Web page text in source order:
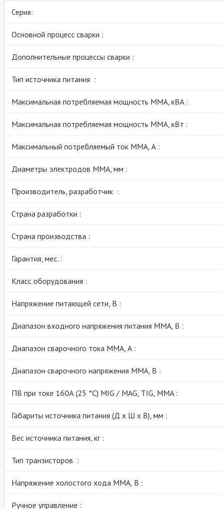
Серия:
Основной процесс сварки :
Дополнительные процессы сварки :
Тип источника питания :
Максимальная потребляемая мощность ММА, кВА :
Максимальная потребляемая мощность ММА, кВт :
Максимальный потребляемый ток ММА, А :
Диаметры электродов MMA, мм :
Производитель, разработчик :
Страна разработки :
Страна производства :
Гарантия, мес. :
Класс оборудования :
Напряжение питающей сети, В :
Диапазон входного напряжения питания MMA, В :
Диапазон сварочного тока MMA, А :
Диапазон сварочного напряжения MMA, В :
ПВ при токе 160А (25 °C) МIG / MAG, TIG, MMA :
Габариты источника питания (Д х Ш х В), мм :
Вес источника питания, кг :
Тип транзисторов :
Напряжение холостого хода MMA, В :
Ручное управление :